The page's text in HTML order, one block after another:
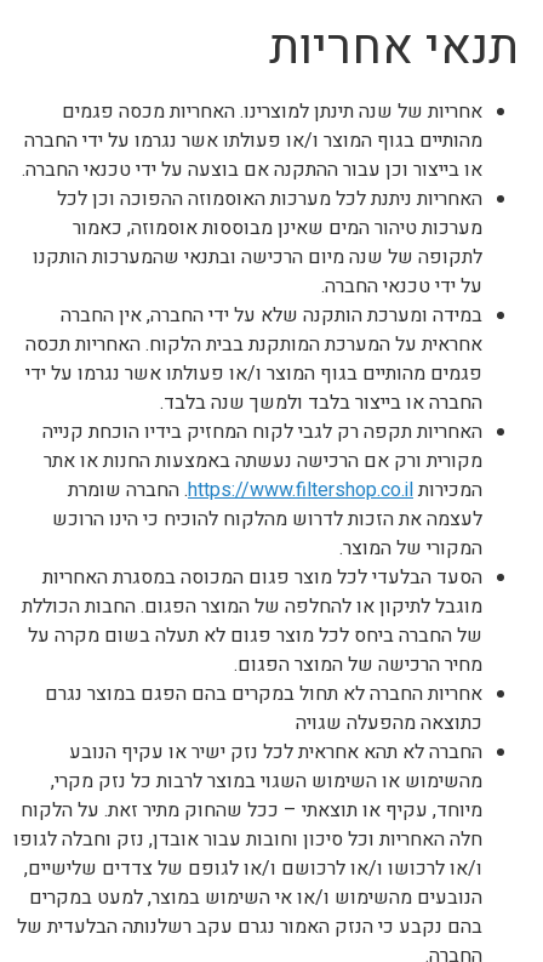
תנאי אחריות
אחריות של שנה תינתן למוצרינו. האחריות מכסה פגמים
מהותיים בגוף המוצר ו/או פעולתו אשר נגרמו על ידי החברה
או בייצור וכן עבור ההתקנה אם בוצעה על ידי טכנאי החברה.
האחריות ניתנת לכל מערכות האוסמוזה ההפוכה וכן לכל
מערכות טיהור המים שאינן מבוססות אוסמוזה, כאמור
לתקופה של שנה מיום הרכישה ובתנאי שהמערכות הותקנו
על ידי טכנאי החברה.
במידה ומערכת הותקנה שלא על ידי החברה, אין החברה
אחראית על המערכת המותקנת בבית הלקוח. האחריות תכסה
פגמים מהותיים בגוף המוצר ו/או פעולתו אשר נגרמו על ידי
החברה או בייצור בלבד ולמשך שנה בלבד.
האחריות תקפה רק לגבי לקוח המחזיק בידיו הוכחת קנייה
מקורית ורק אם הרכישה נעשתה באמצעות החנות או אתר
המכירותhttps://www.filtershop.co.il. החברה שומרת
לעצמה את הזכות לדרוש מהלקוח להוכיח כי הינו הרוכש
המקורי של המוצר.
הסעד הבלעדי לכל מוצר פגום המכוסה במסגרת האחריות
מוגבל לתיקון או להחלפה של המוצר הפגום. החבות הכוללת
של החברה ביחס לכל מוצר פגום לא תעלה בשום מקרה על
מחיר הרכישה של המוצר הפגום.
אחריות החברה לא תחול במקרים בהם הפגם במוצר נגרם
כתוצאה מהפעלה שגויה
החברה לא תהא אחראית לכל נזק ישיר או עקיף הנובע
מהשימוש או השימוש השגוי במוצר לרבות כל נזק מקרי,
מיוחד, עקיף או תוצאתי – ככל שהחוק מתיר זאת. על הלקוח
חלה האחריות וכל סיכון וחובות עבור אובדן, נזק וחבלה לגופו
ו/או לרכושו ו/או לרכושם ו/או לגופם של צדדים שלישיים,
הנובעים מהשימוש ו/או אי השימוש במוצר, למעט במקרים
בהם נקבע כי הנזק האמור נגרם עקב רשלנותה הבלעדית של
החברה.